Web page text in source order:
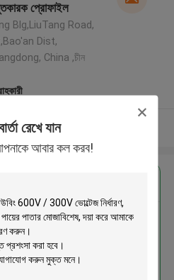
রেখে যান
আবার কল করব!
প্রোফাইল
Blg,LiuTang Road,
Dist,
China ,চীন
দেখুন
পিভিসি টিউবিং 600V / 300V
ওয়্যার জোতা জন্য পিভিসি
পাতার মোজাবিশেষ